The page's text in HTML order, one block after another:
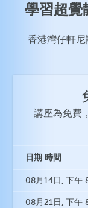
學習超覺
香港灣仔軒
講座為免費
日期 時間
08月14日 , 下午
08月21日 , 下午